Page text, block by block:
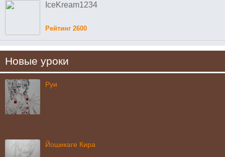
IceKream1234
Рейтинг 2600
Новые уроки
Руи
Йошикаге Кира